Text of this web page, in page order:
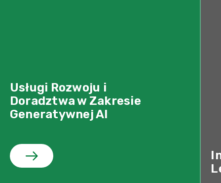
Usługi Rozwoju i
Doradztwa w Zakresie
Generatywnej AI